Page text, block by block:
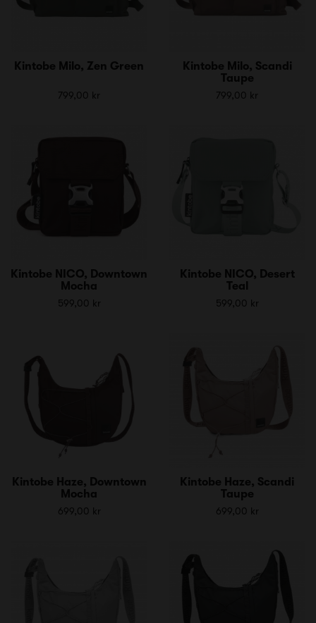
Kintobe Milo, Zen Green
799,00 kr
Kintobe Milo, Scandi
Taupe
799,00 kr
Kintobe NICO, Downtown
Mocha
599,00 kr
Kintobe NICO, Desert
Teal
599,00 kr
Kintobe Haze, Downtown
Mocha
699,00 kr
Kintobe Haze, Scandi
Taupe
699,00 kr